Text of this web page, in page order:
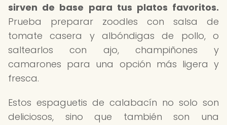
sirven de base para tus platos favoritos.
Prueba preparar zoodles con salsa de
tomate casera y albóndigas de pollo, o
saltearlos con ajo, champiñones y
camarones para una opción más ligera y
fresca.
Estos espaguetis de calabacín no solo son
deliciosos, sino que también son una